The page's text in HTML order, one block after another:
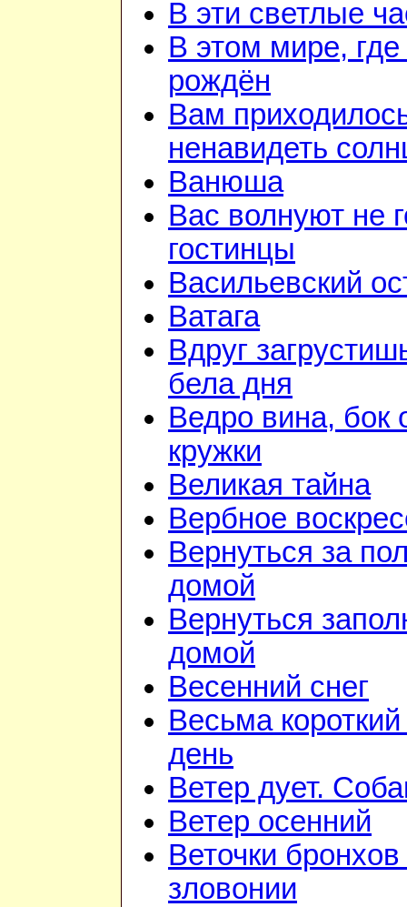
В эти светлые
В этом мире,
рождён
Вам
ненавидеть
Ванюша
Вас волнуют не
гостинцы
Васильевский
Ватага
Вдруг
бела дня
Ведро вина, бок
кружки
Великая тайна
Вербное
Вернуться за
домой
Вернуться
домой
Весенний снег
Весьма
день
Ветер дует.
Ветер осенний
Веточки
зловонии